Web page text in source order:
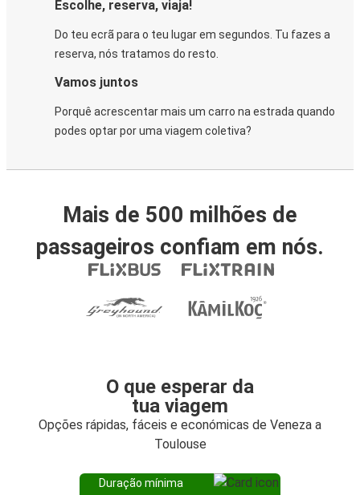
Escolhe, reserva, viaja!
Do teu ecrã para o teu lugar em segundos. Tu fazes a
reserva, nós tratamos do resto.
Vamos juntos
Porquê acrescentar mais um carro na estrada quando
podes optar por uma viagem coletiva?
Mais de 500 milhões de
passageiros confiam em nós.
O que esperar da
tua viagem
Opções rápidas, fáceis e económicas de Veneza a
Toulouse
Duração mínima